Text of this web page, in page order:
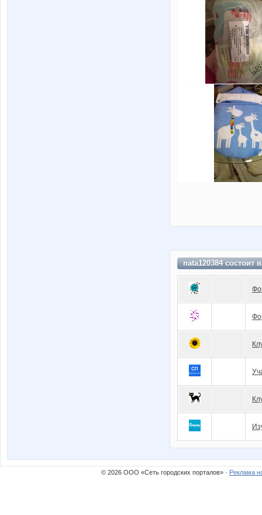
nata120384 состоит
© 2026 ООО «Сеть городских порталов» · Реклама